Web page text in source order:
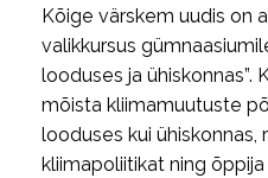
Kõige värskem uudis on
valikkursus
looduses ja ühiskonnas”.
mõista kliimamuutuste
looduses kui ühiskonnas,
kliimapoliitikat ning